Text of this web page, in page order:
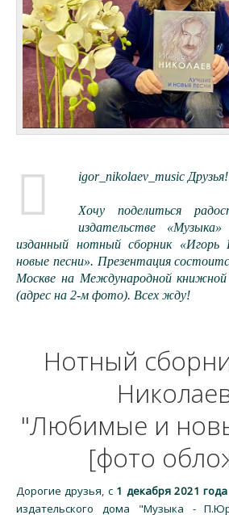
igor_nikolaev_music Друзья!
Хочу поделиться
издательстве
изданный нотный сборник «Игорь
новые песни». Презентация
Москве на Международной
(адрес на 2-м фото). Всех жду!
Нотный
"Любимые и
[фото
Дорогие друзья, с 1 декабря 2021 года
издательского дома "Музыка -